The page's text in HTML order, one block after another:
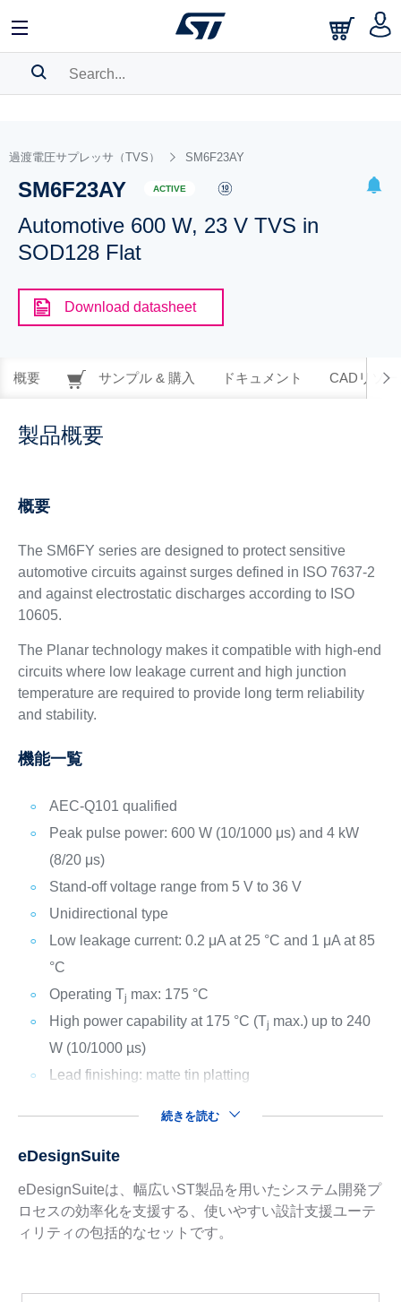
BOOKMARK
Pleaselog into show your saved searches.
過渡電圧サプレッサ（TVS） SM6F23AY
SM6F23AY ACTIVE
Automotive 600 W, 23 V TVS in
SOD128 Flat
Download datasheet
概要 サンプル & 購入 ドキュメント CADリソー
製品概要
概要
The SM6FY series are designed to protect sensitive
automotive circuits against surges defined in ISO 7637-2
and against electrostatic discharges according to ISO
10605.
The Planar technology makes it compatible with high-end
circuits where low leakage current and high junction
temperature are required to provide long term reliability
and stability.
機能一覧
AEC-Q101 qualified
Peak pulse power: 600 W (10/1000 μs) and 4 kW
(8/20 μs)
Stand-off voltage range from 5 V to 36 V
Unidirectional type
Low leakage current: 0.2 μA at 25 °C and 1 μA at 85
°C
Operating Tj max: 175 °C
High power capability at 175 °C (Tj max.) up to 240
W (10/1000 µs)
Lead finishing: matte tin platting
続きを読む
eDesignSuite
eDesignSuiteは、幅広いST製品を用いたシステム開発プ
ロセスの効率化を支援する、使いやすい設計支援ユーテ
ィリティの包括的なセットです。